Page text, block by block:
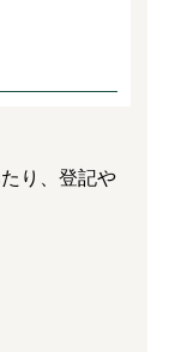
り、登記や